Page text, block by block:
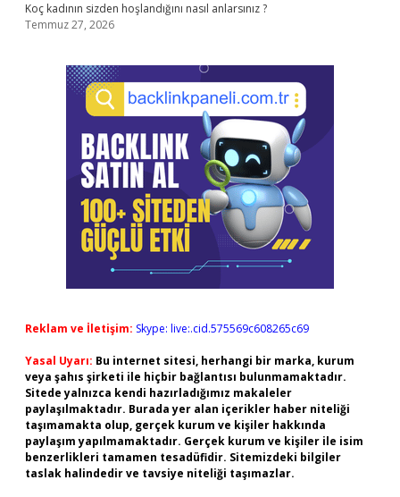
Koç kadının sizden hoşlandığını nasıl anlarsınız ?
Temmuz 27, 2026
Reklam ve İletişim: Skype: live:.cid.575569c608265c69
Yasal Uyarı: Bu internet sitesi, herhangi bir marka, kurum
veya şahıs şirketi ile hiçbir bağlantısı bulunmamaktadır.
Sitede yalnızca kendi hazırladığımız makaleler
paylaşılmaktadır. Burada yer alan içerikler haber niteliği
taşımamakta olup, gerçek kurum ve kişiler hakkında
paylaşım yapılmamaktadır. Gerçek kurum ve kişiler ile isim
benzerlikleri tamamen tesadüfidir. Sitemizdeki bilgiler
taslak halindedir ve tavsiye niteliği taşımazlar.